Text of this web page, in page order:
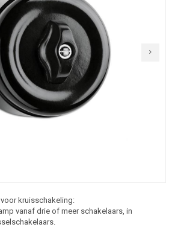
kruisschakeling:
vanaf drie of meer schakelaars, in